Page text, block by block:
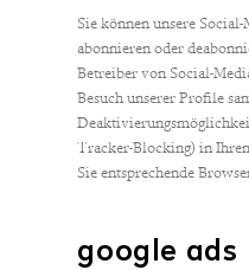
Sie können unsere
abonnieren oder
Betreiber von Social-
Besuch unserer Profile
Tracker-Blocking) in
Sie entsprechende
google ads